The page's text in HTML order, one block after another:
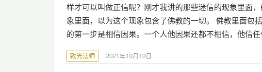
样才可以叫做正信呢？刚才我讲的那些迷信的现象里面
象里面，以为这个现象包含了佛教的一切。 佛教里面包
的第一步是相信因果。一个人他因果还都不相信，他信
致光法师 2021年10月10日